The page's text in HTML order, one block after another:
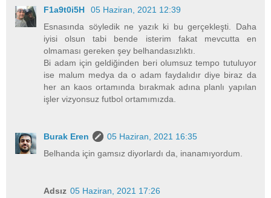
F1a9t0i5H
05 Haziran, 2021 12:39
Esnasında söyledik ne yazık ki bu gerçekleşti. Daha
iyisi olsun tabi bende isterim fakat mevcutta en
olmaması gereken şey belhandasızlıktı.
Bi adam için geldiğinden beri olumsuz tempo tutuluyor
ise malum medya da o adam faydalıdır diye biraz da
her an kaos ortamında bırakmak adına planlı yapılan
işler vizyonsuz futbol ortamımızda.
Burak Eren
05 Haziran, 2021 16:35
Belhanda için gamsız diyorlardı da, inanamıyordum.
Adsız 05 Haziran, 2021 17:26